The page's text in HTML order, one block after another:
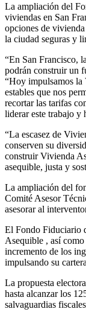
La ampliación del
viviendas en San
opciones de
la ciudad seguras y
“En San Francisco,
podrán construir un
“Hoy impulsamos la
estables que nos
recortar las tarifas
liderar este trabajo y
“La escasez de
conserven su
construir Vivienda
asequible, justa y
La ampliación del
Comité Asesor
asesorar al
El Fondo Fiduciario
Asequible , así
incremento de los
impulsando su
La propuesta
hasta alcanzar los
salvaguardias